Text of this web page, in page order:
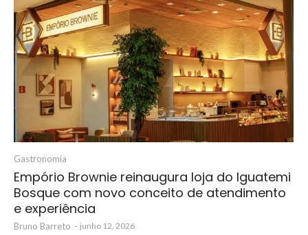
Gastronomia
Empório Brownie reinaugura loja do Iguatemi
Bosque com novo conceito de atendimento
e experiência
Bruno Barreto - junho 12, 2026